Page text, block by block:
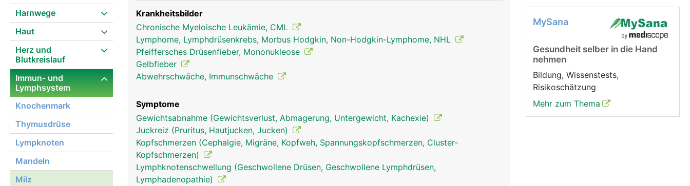
Harnwege
Haut
Herz und
Blutkreislauf
Immun- und
Lymphsystem
Knochenmark
Thymusdrüse
Lympknoten
Mandeln
Milz
milz frau
Krankheitsbilder
Chronische Myeloische Leukämie, CML
Lymphome, Lymphdrüsenkrebs, Morbus Hodgkin, Non-Hodgkin-Lymphome, NHL
Pfeiffersches Drüsenfieber, Mononukleose
Gelbfieber
Abwehrschwäche, Immunschwäche
Symptome
Gewichtsabnahme (Gewichtsverlust, Abmagerung, Untergewicht, Kachexie)
Juckreiz (Pruritus, Hautjucken, Jucken)
Kopfschmerzen (Cephalgie, Migräne, Kopfweh, Spannungskopfschmerzen, Cluster-
Kopfschmerzen)
Lymphknotenschwellung (Geschwollene Drüsen, Geschwollene Lymphdrüsen,
Lymphadenopathie)
MySana
Gesundheit selber in die Hand
nehmen
Bildung, Wissenstests,
Risikoschätzung
Mehr zum Thema